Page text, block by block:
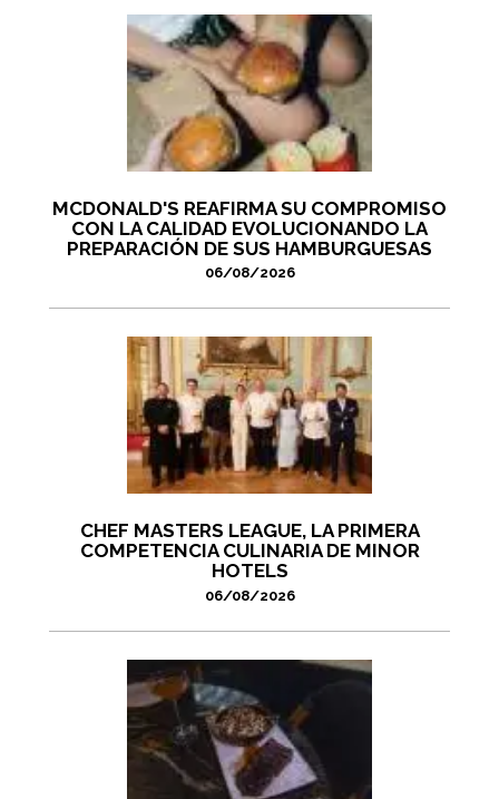
MCDONALD'S REAFIRMA SU COMPROMISO
CON LA CALIDAD EVOLUCIONANDO LA
PREPARACIÓN DE SUS HAMBURGUESAS
06/08/2026
CHEF MASTERS LEAGUE, LA PRIMERA
COMPETENCIA CULINARIA DE MINOR
HOTELS
06/08/2026